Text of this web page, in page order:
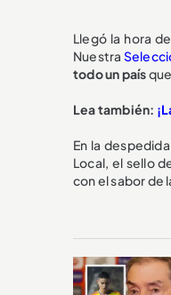
Llegó la hora
Nuestra
todo un país
Lea también:
En la
Local, el sello
con el sabor de